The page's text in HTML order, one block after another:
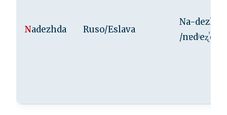
Nadezhda Ruso/Eslava
Na-dezh-
/nɐdʲeʐˈda/